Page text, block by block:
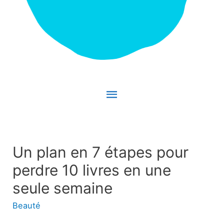
Menu
Un plan en 7 étapes pour
perdre 10 livres en une
seule semaine
Beauté